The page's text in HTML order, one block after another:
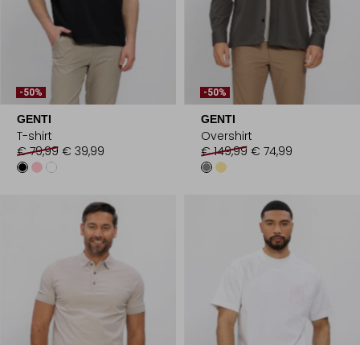
-50%
GENTI
T-shirt
€ 79,99 € 39,99
-50%
GENTI
Overshirt
€ 149,99 € 74,99